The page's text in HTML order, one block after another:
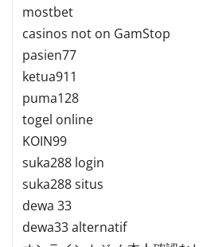
mostbet
casinos not on GamStop
pasien77
ketua911
puma128
togel online
KOIN99
suka288 login
suka288 situs
dewa 33
dewa33 alternatif